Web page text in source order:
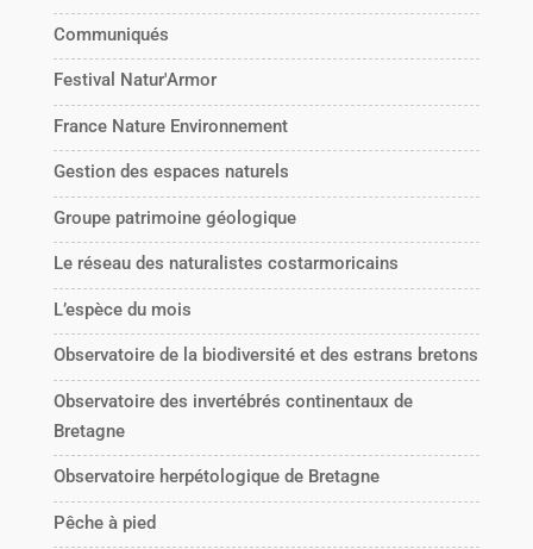
Communiqués
Festival Natur'Armor
France Nature Environnement
Gestion des espaces naturels
Groupe patrimoine géologique
Le réseau des naturalistes costarmoricains
L’espèce du mois
Observatoire de la biodiversité et des estrans bretons
Observatoire des invertébrés continentaux de
Bretagne
Observatoire herpétologique de Bretagne
Pêche à pied